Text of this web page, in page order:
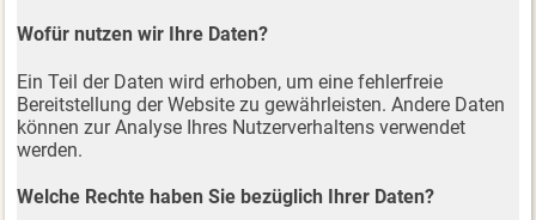
Wofür nutzen wir Ihre Daten?
Ein Teil der Daten wird erhoben, um eine fehlerfreie
Bereitstellung der Website zu gewährleisten. Andere Daten
können zur Analyse Ihres Nutzerverhaltens verwendet
werden.
Welche Rechte haben Sie bezüglich Ihrer Daten?